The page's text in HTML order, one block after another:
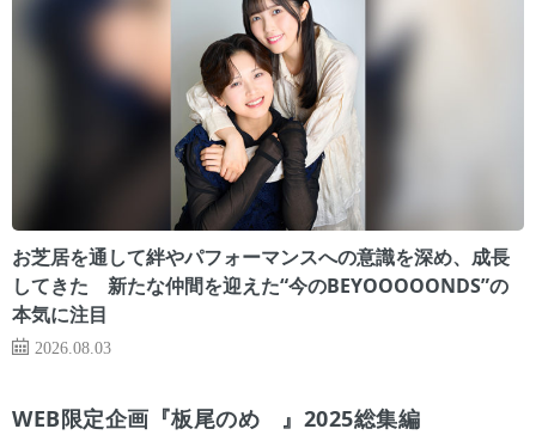
お芝居を通して絆やパフォーマンスへの意識を深め、成長
してきた 新たな仲間を迎えた“今のBEYOOOOONDS”の
本気に注目
2026.08.03
WEB限定企画『板尾のめ゙』2025総集編